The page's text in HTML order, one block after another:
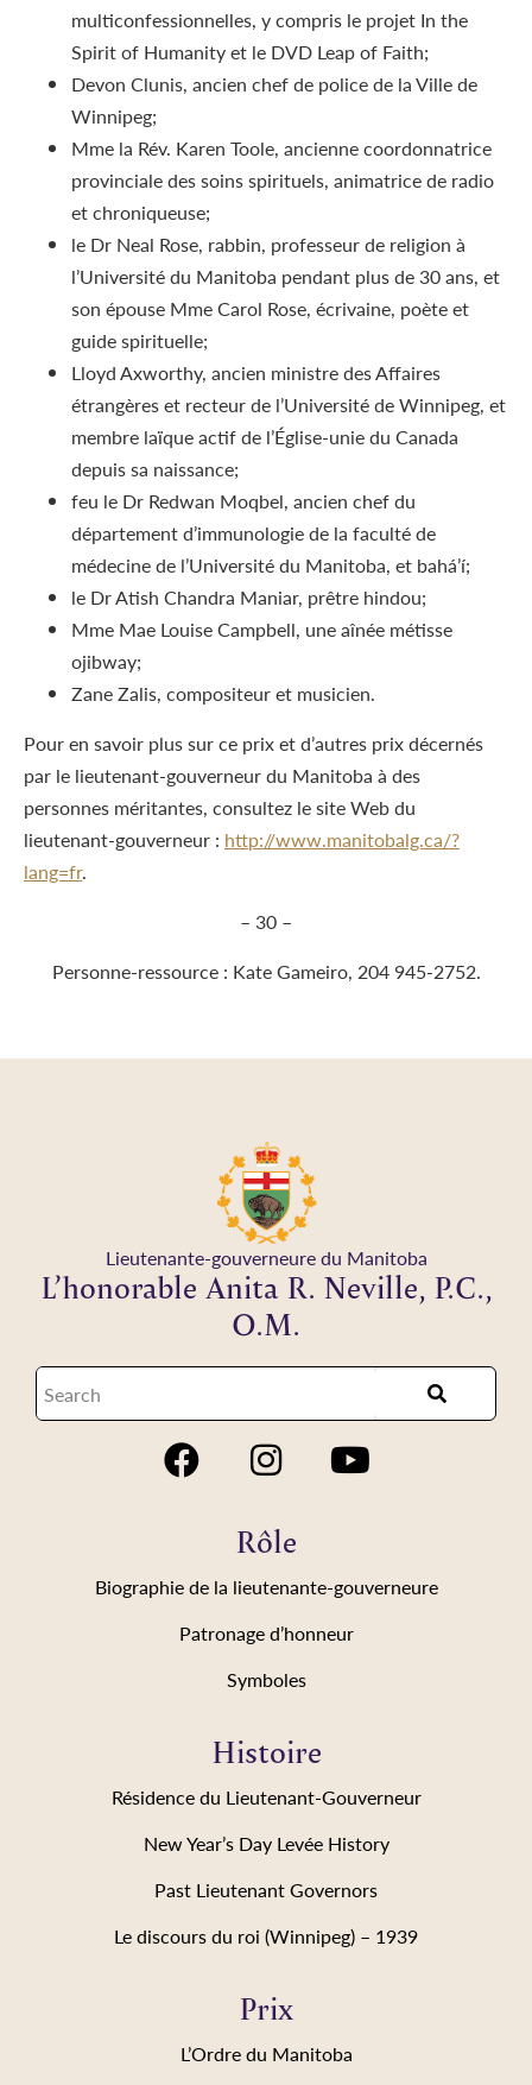
multiconfessionnelles, y compris le projet In the
Spirit of Humanity et le DVD Leap of Faith;
Devon Clunis, ancien chef de police de la Ville de
Winnipeg;
Mme la Rév. Karen Toole, ancienne coordonnatrice
provinciale des soins spirituels, animatrice de radio
et chroniqueuse;
le Dr Neal Rose, rabbin, professeur de religion à
l’Université du Manitoba pendant plus de 30 ans, et
son épouse Mme Carol Rose, écrivaine, poète et
guide spirituelle;
Lloyd Axworthy, ancien ministre des Affaires
étrangères et recteur de l’Université de Winnipeg, et
membre laïque actif de l’Église-unie du Canada
depuis sa naissance;
feu le Dr Redwan Moqbel, ancien chef du
département d’immunologie de la faculté de
médecine de l’Université du Manitoba, et bahá’í;
le Dr Atish Chandra Maniar, prêtre hindou;
Mme Mae Louise Campbell, une aînée métisse
ojibway;
Zane Zalis, compositeur et musicien.
Pour en savoir plus sur ce prix et d’autres prix décernés
par le lieutenant-gouverneur du Manitoba à des
personnes méritantes, consultez le site Web du
lieutenant-gouverneur : http://www.manitobalg.ca/?
lang=fr.
– 30 –
Personne-ressource : Kate Gameiro, 204 945-2752.
Lieutenante-gouverneure du Manitoba
L’honorable Anita R. Neville, P.C.,
O.M.
Rôle
Biographie de la lieutenante-gouverneure
Patronage d’honneur
Symboles
Histoire
Résidence du Lieutenant-Gouverneur
New Year’s Day Levée History
Past Lieutenant Governors
Le discours du roi (Winnipeg) – 1939
Prix
L’Ordre du Manitoba